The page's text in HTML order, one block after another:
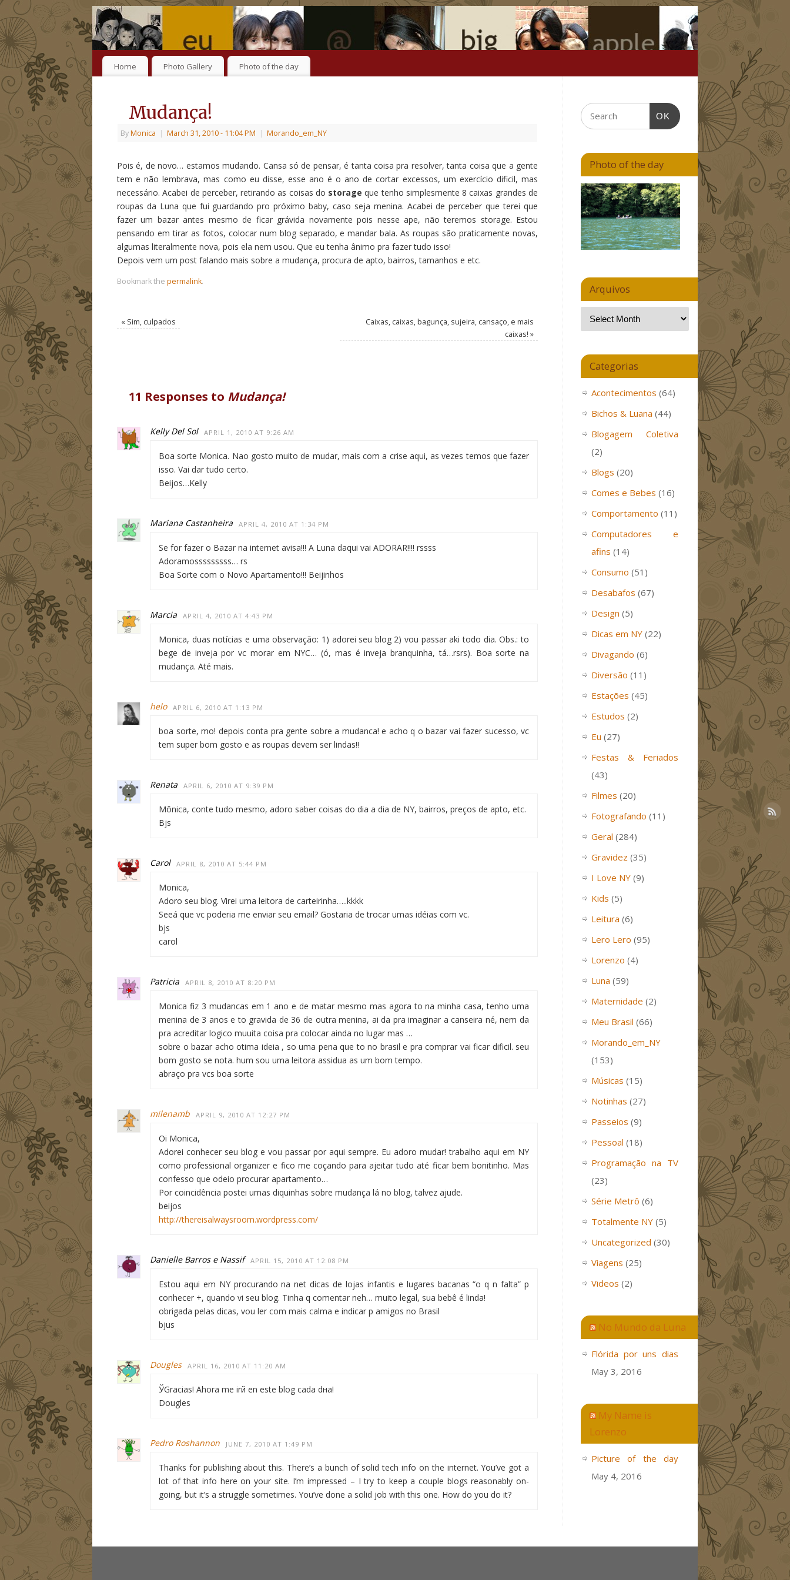
Home Photo Gallery Photo of the day
Mudança!
ByMonica | March 31, 2010- 11:04 PM | Morando_em_NY
Pois é, de novo… estamos mudando. Cansa só de pensar, é tanta coisa pra resolver, tanta coisa que a gente
tem e não lembrava, mas como eu disse, esse ano é o ano de cortar excessos, um exercício dificil, mas
necessário. Acabei de perceber, retirando as coisas do storage que tenho simplesmente 8 caixas grandes de
roupas da Luna que fui guardando pro próximo baby, caso seja menina. Acabei de perceber que terei que
fazer um bazar antes mesmo de ficar grávida novamente pois nesse ape, não teremos storage. Estou
pensando em tirar as fotos, colocar num blog separado, e mandar bala. As roupas são praticamente novas,
algumas literalmente nova, pois ela nem usou. Que eu tenha ânimo pra fazer tudo isso!
Depois vem um post falando mais sobre a mudança, procura de apto, bairros, tamanhos e etc.
Bookmark the permalink.
« Sim, culpados
Caixas, caixas, bagunça, sujeira, cansaço, e mais
caixas! »
11 Responses to Mudança!
Kelly Del Sol APRIL 1, 2010 AT 9:26 AM
Boa sorte Monica. Nao gosto muito de mudar, mais com a crise aqui, as vezes temos que fazer
isso. Vai dar tudo certo.
Beijos…Kelly
Mariana Castanheira APRIL 4, 2010 AT 1:34 PM
Se for fazer o Bazar na internet avisa!!! A Luna daqui vai ADORAR!!!! rssss
Adoramosssssssss… rs
Boa Sorte com o Novo Apartamento!!! Beijinhos
Marcia APRIL 4, 2010 AT 4:43 PM
Monica, duas notícias e uma observação: 1) adorei seu blog 2) vou passar aki todo dia. Obs.: to
bege de inveja por vc morar em NYC… (ó, mas é inveja branquinha, tá…rsrs). Boa sorte na
mudança. Até mais.
helo APRIL 6, 2010 AT 1:13 PM
boa sorte, mo! depois conta pra gente sobre a mudanca! e acho q o bazar vai fazer sucesso, vc
tem super bom gosto e as roupas devem ser lindas!!
Renata APRIL 6, 2010 AT 9:39 PM
Mônica, conte tudo mesmo, adoro saber coisas do dia a dia de NY, bairros, preços de apto, etc.
Bjs
Carol APRIL 8, 2010 AT 5:44 PM
Monica,
Adoro seu blog. Virei uma leitora de carteirinha…..kkkk
Seeá que vc poderia me enviar seu email? Gostaria de trocar umas idéias com vc.
bjs
carol
Patricia APRIL 8, 2010 AT 8:20 PM
Monica fiz 3 mudancas em 1 ano e de matar mesmo mas agora to na minha casa, tenho uma
menina de 3 anos e to gravida de 36 de outra menina, ai da pra imaginar a canseira né, nem da
pra acreditar logico muuita coisa pra colocar ainda no lugar mas …
sobre o bazar acho otima ideia , so uma pena que to no brasil e pra comprar vai ficar dificil. seu
bom gosto se nota. hum sou uma leitora assidua as um bom tempo.
abraço pra vcs boa sorte
milenamb APRIL 9, 2010 AT 12:27 PM
Oi Monica,
Adorei conhecer seu blog e vou passar por aqui sempre. Eu adoro mudar! trabalho aqui em NY
como professional organizer e fico me coçando para ajeitar tudo até ficar bem bonitinho. Mas
confesso que odeio procurar apartamento…
Por coincidência postei umas diquinhas sobre mudança lá no blog, talvez ajude.
beijos
http://thereisalwaysroom.wordpress.com/
Danielle Barros e Nassif APRIL 15, 2010 AT 12:08 PM
Estou aqui em NY procurando na net dicas de lojas infantis e lugares bacanas “o q n falta” p
conhecer +, quando vi seu blog. Tinha q comentar neh… muito legal, sua bebê é linda!
obrigada pelas dicas, vou ler com mais calma e indicar p amigos no Brasil
bjus
Dougles APRIL 16, 2010 AT 11:20 AM
ЎGracias! Ahora me irй en este blog cada dнa!
Dougles
Pedro Roshannon JUNE 7, 2010 AT 1:49 PM
Thanks for publishing about this. There’s a bunch of solid tech info on the internet. You’ve got a
lot of that info here on your site. I’m impressed – I try to keep a couple blogs reasonably on-
going, but it’s a struggle sometimes. You’ve done a solid job with this one. How do you do it?
OK
Photo of the day
Arquivos
Categorias
Acontecimentos (64)
Bichos & Luana (44)
Blogagem Coletiva
(2)
Blogs (20)
Comes e Bebes (16)
Comportamento (11)
Computadores e
afins (14)
Consumo (51)
Desabafos (67)
Design (5)
Dicas em NY (22)
Divagando (6)
Diversão (11)
Estações (45)
Estudos (2)
Eu (27)
Festas & Feriados
(43)
Filmes (20)
Fotografando (11)
Geral (284)
Gravidez (35)
I Love NY (9)
Kids (5)
Leitura (6)
Lero Lero (95)
Lorenzo (4)
Luna (59)
Maternidade (2)
Meu Brasil (66)
Morando_em_NY
(153)
Músicas (15)
Notinhas (27)
Passeios (9)
Pessoal (18)
Programação na TV
(23)
Série Metrô (6)
Totalmente NY (5)
Uncategorized (30)
Viagens (25)
Videos (2)
No Mundo da Luna
Flórida por uns dias
May 3, 2016
My Name is
Lorenzo
Picture of the day
May 4, 2016